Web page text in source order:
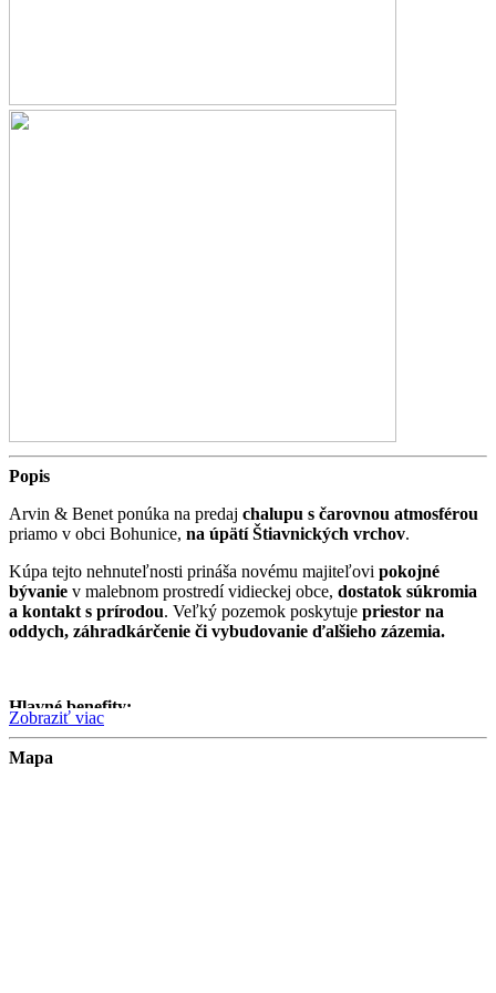
Popis
Arvin & Benet ponúka na predaj chalupu s čarovnou atmosférou
priamo v obci Bohunice, na úpätí Štiavnických vrchov.
Kúpa tejto nehnuteľnosti prináša novému majiteľovi pokojné
bývanie v malebnom prostredí vidieckej obce, dostatok súkromia
a kontakt s prírodou. Veľký pozemok poskytuje priestor na
oddych, záhradkárčenie či vybudovanie ďalšieho zázemia.
Hlavné benefity:
krásne prostredie Štiavnických vrchov
Zobraziť viac
Mapa